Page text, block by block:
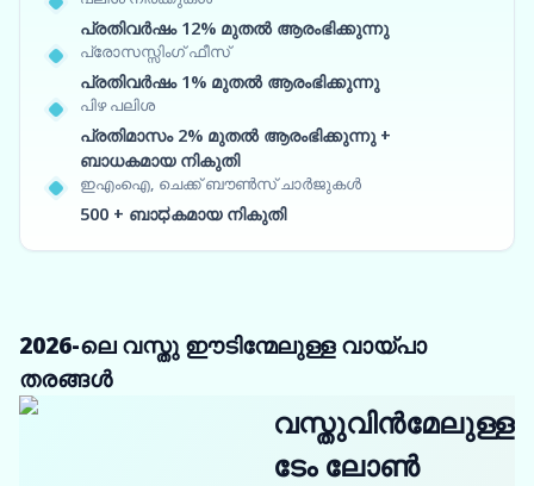
പ്രതിവർഷം 12% മുതൽ ആരംഭിക്കുന്നു
പ്രോസസ്സിംഗ് ഫീസ്
പ്രതിവർഷം 1% മുതൽ ആരംഭിക്കുന്നു
പിഴ പലിശ
പ്രതിമാസം 2% മുതൽ ആരംഭിക്കുന്നു +
ബാധകമായ നികുതി
ഇഎംഐ, ചെക്ക് ബൗൺസ് ചാർജുകൾ
500 + ബാಧകമായ നികുതി
2026-ലെ വസ്തു ഈടിന്മേലുള്ള വായ്പാ
തരങ്ങൾ
വസ്തുവിൻമേലുള്ള
ടേം ലോൺ